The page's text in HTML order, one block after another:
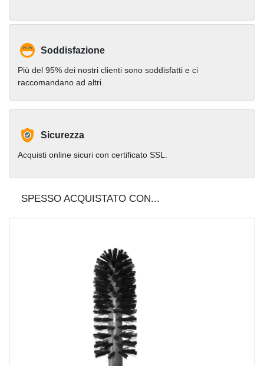
Soddisfazione
Più del 95% dei nostri clienti sono soddisfatti e ci
raccomandano ad altri.
Sicurezza
Acquisti online sicuri con certificato SSL.
SPESSO ACQUISTATO CON...